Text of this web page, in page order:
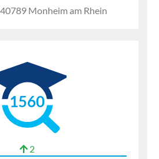
Monheim am Rhein
1560
2